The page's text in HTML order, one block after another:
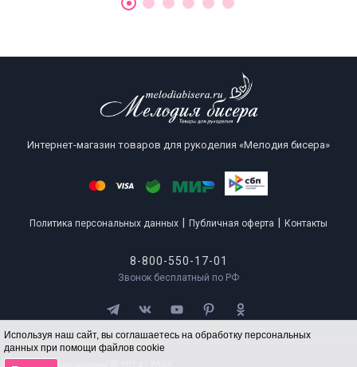
Используя наш сайт, вы соглашаетесь на обработку персональных
данных при помощи файлов cookie
Интернет-магазин товаров для рукоделия «Мелодия бисера»
Политика персональных данных Публичная оферта Контакты
8-800-550-17-01
Звонок бесплатный по РФ